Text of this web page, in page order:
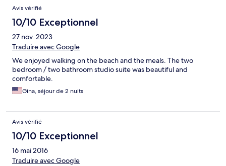
Avis vérifié
10/10 Exceptionnel
27 nov. 2023
Traduire avec Google
We enjoyed walking on the beach and the meals. The two
bedroom / two bathroom studio suite was beautiful and
comfortable.
Gina, séjour de 2 nuits
Avis vérifié
10/10 Exceptionnel
16 mai 2016
Traduire avec Google